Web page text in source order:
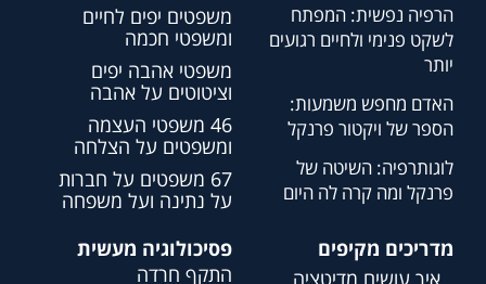
הרפיה נפשית: המפתח
לשקט פנימי ולחיים רגועים
יותר
האדם מחפש משמעות:
הספר של ויקטור פרנקל
לוגותרפיה: השיטה של
פרנקל ומה קרה לה היום
משפטים יפים לחיים
ומשפטי חכמה
משפטי אהבה יפים
וציטוטים על אהבה
46 משפטי העצמה
ומשפטים על הצלחה
67 משפטים על חברות
על נתינה ועל משפחה
מדריכים מקיפים
איך עושים מדיטציה
פסיכולוגיה מעשית
התקף חרדה